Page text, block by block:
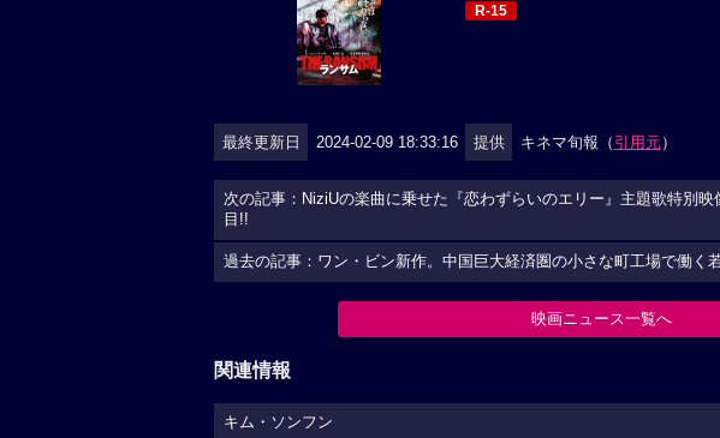
R-15
最終更新日 2024-02-09 18:33:16 提供 キネマ旬報（ 引用元）
次の記事：NiziUの楽曲に乗せた『恋わずらいのエリー』主題歌特別
目!!
過去の記事：ワン・ビン新作。中国巨大経済圏の小さな町工場で働く
映画ニュース一覧へ
関連情報
キム・ソンフン